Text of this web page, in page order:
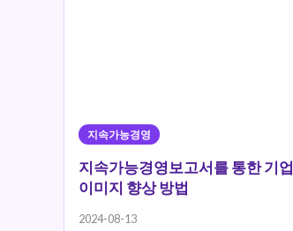
지속가능경영
지속가능경영보고서를 통한 기업
이미지 향상 방법
2024-08-13